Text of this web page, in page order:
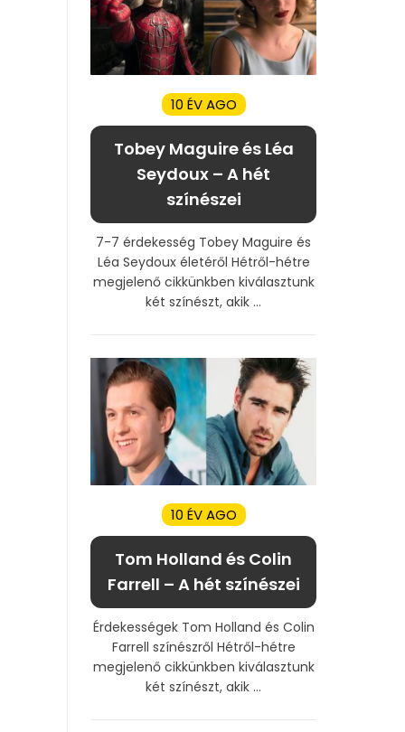
10 ÉV AGO
Tobey Maguire és Léa
Seydoux – A hét
színészei
7-7 érdekesség Tobey Maguire és
Léa Seydoux életéről Hétről-hétre
megjelenő cikkünkben kiválasztunk
két színészt, akik ...
10 ÉV AGO
Tom Holland és Colin
Farrell – A hét színészei
Érdekességek Tom Holland és Colin
Farrell színészről Hétről-hétre
megjelenő cikkünkben kiválasztunk
két színészt, akik ...